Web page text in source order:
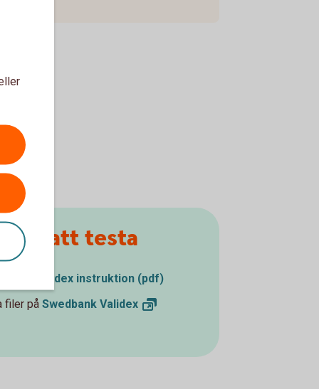
för att testa
Validex instruktion (pdf)
filer på Swedbank Validex